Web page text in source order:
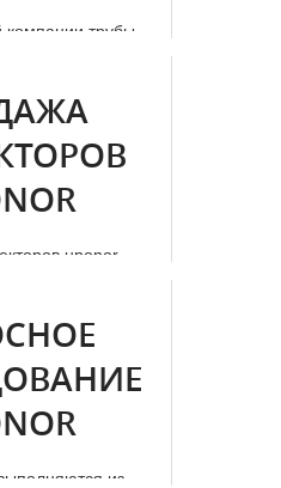
компании тpубы
uponor
из